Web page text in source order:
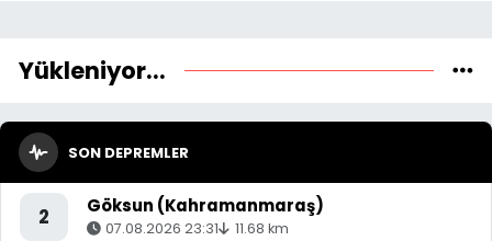
Yükleniyor...
SON DEPREMLER
2 Göksun (Kahramanmaraş)
07.08.2026 23:31 11.68 km